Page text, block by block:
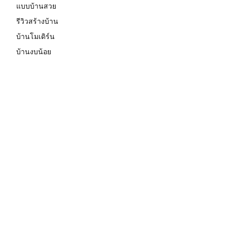
แบบบ้านสวย
รีวิวสร้างบ้าน
บ้านโมเดิร์น
บ้านงบน้อย